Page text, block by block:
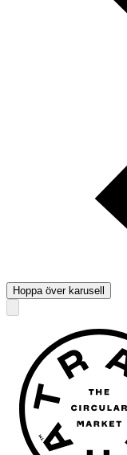
Hoppa över karusell